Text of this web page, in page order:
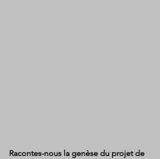
Racontes-nous la genèse du projet de